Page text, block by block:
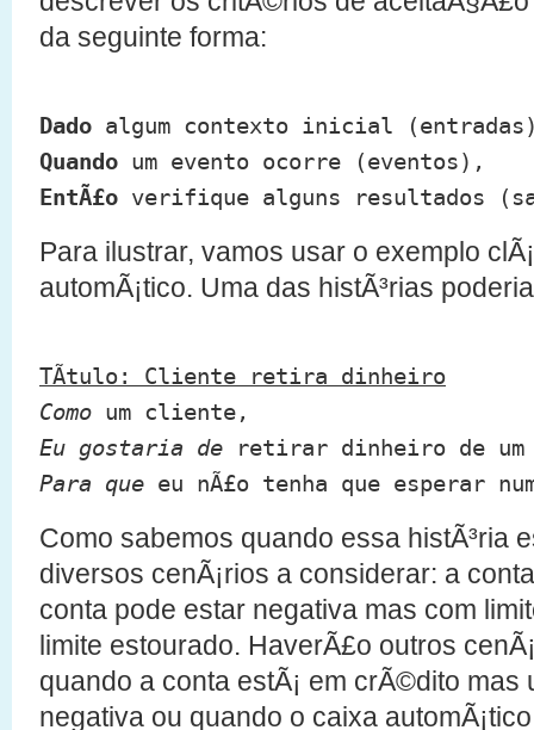
da seguinte forma:
Dado algum contexto inicial
Quando um evento ocorre (eventos),
EntÃ£o verifique alguns resultados
Para ilustrar, vamos usar o exemplo
automÃ¡tico. Uma das histÃ³rias
TÃ­tulo: Cliente retira dinheiro
Como um cliente,
Eu gostaria de retirar dinheiro de um
Para que eu nÃ£o tenha que esperar
Como sabemos quando essa histÃ³ria
diversos cenÃ¡rios a considerar: a
conta pode estar negativa mas com
limite estourado. HaverÃ£o outros
quando a conta estÃ¡ em crÃ©dito mas
negativa ou quando o caixa